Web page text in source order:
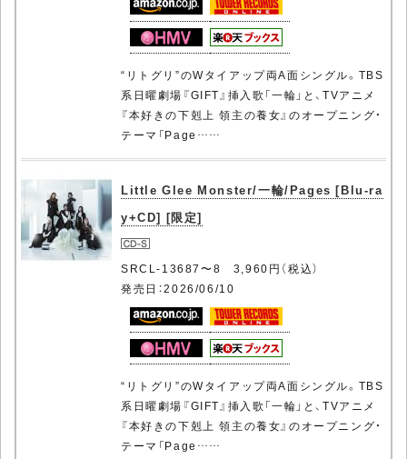
“リトグリ”のWタイアップ両A面シングル。TBS
系日曜劇場『GIFT』挿入歌「一輪」と、TVアニメ
『本好きの下剋上 領主の養女』のオープニング・
テーマ「Page……
Little Glee Monster/一輪/Pages [Blu-ra
y+CD] [限定]
SRCL-13687〜8 3,960円（税込）
発売日：2026/06/10
“リトグリ”のWタイアップ両A面シングル。TBS
系日曜劇場『GIFT』挿入歌「一輪」と、TVアニメ
『本好きの下剋上 領主の養女』のオープニング・
テーマ「Page……